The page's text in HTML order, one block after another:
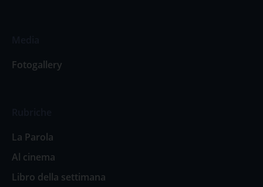
Fotogallery
La Parola
Al cinema
Libro della settimana